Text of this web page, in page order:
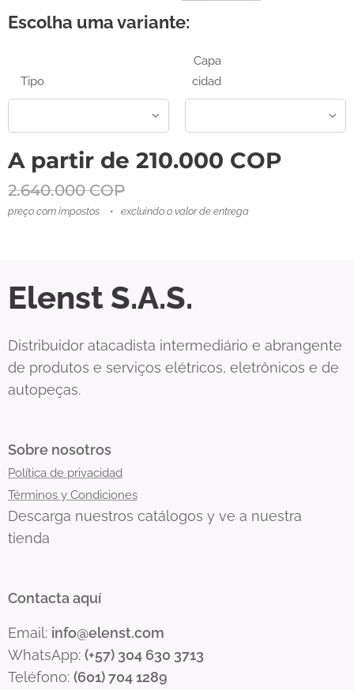
Escolha uma variante:
Tipo
Capa
cidad
A partir de 210.000 COP
2.640.000COP
preço com impostos excluindo o valor de entrega
Elenst S.A.S.
Distribuidor atacadista intermediário e abrangente
de produtos e serviços elétricos, eletrônicos e de
autopeças.
Sobre nosotros
Política de privacidad
Términos y Condiciones
Descarga nuestros catálogos y ve a nuestra
tienda
Contacta aquí
Email: info@elenst.com
WhatsApp: (+57) 304 630 3713
Teléfono: (601) 704 1289